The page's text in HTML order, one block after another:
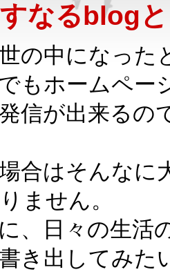
なるblog
の中になった
もホームペー
信が出来るの
合はそんなに
ません。
、日々の生活
き出してみた